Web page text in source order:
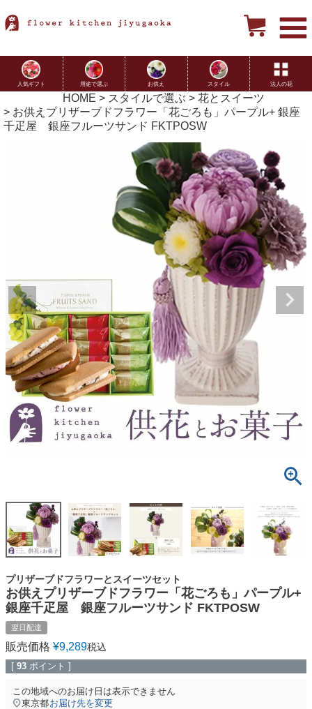
人気ギフト 用途で選ぶ お供え スタイル 法人の花
HOME スタイルで選ぶ
花とスイーツ
お供えプリザーブドフラワー「花ごろも」パープル+ 銀座
千疋屋 銀座フルーツサンド FKTPOSW
プリザーブドフラワーとスイーツセット
お供えプリザーブドフラワー「花ごろも」パープル+
銀座千疋屋 銀座フルーツサンド FKTPOSW
翌日配達
販売価格 ¥9,289税込
[ 93 ポイント ]
この地域へのお届け日は表示できません
東京都お届け先を変更